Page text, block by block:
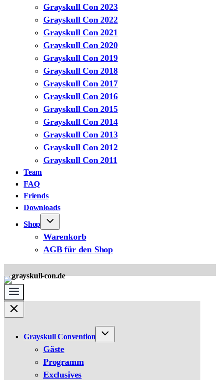
Grayskull Con 2023
Grayskull Con 2022
Grayskull Con 2021
Grayskull Con 2020
Grayskull Con 2019
Grayskull Con 2018
Grayskull Con 2017
Grayskull Con 2016
Grayskull Con 2015
Grayskull Con 2014
Grayskull Con 2013
Grayskull Con 2012
Grayskull Con 2011
Team
FAQ
Friends
Downloads
Shop
Warenkorb
AGB für den Shop
Grayskull Convention
Gäste
Programm
Exclusives